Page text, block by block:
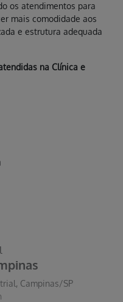
os atendimentos para
mais comodidade aos
e estrutura adequada
na Clínica e
Campinas/SP